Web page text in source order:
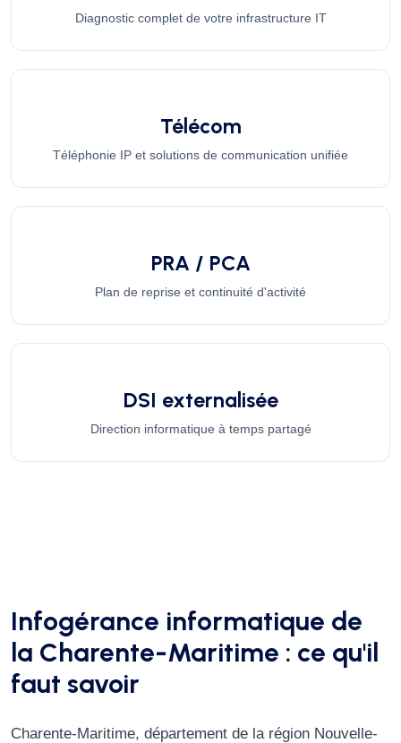
Diagnostic complet de votre infrastructure IT
Télécom
Téléphonie IP et solutions de communication unifiée
PRA / PCA
Plan de reprise et continuité d'activité
DSI externalisée
Direction informatique à temps partagé
Infogérance informatique de
la Charente-Maritime : ce qu'il
faut savoir
Charente-Maritime, département de la région Nouvelle-